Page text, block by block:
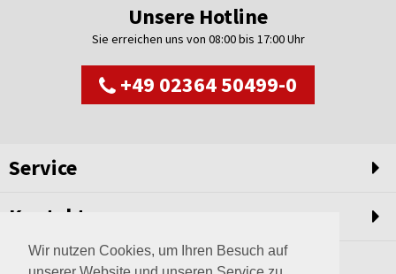
Wir nutzen Cookies, um Ihren Besuch auf
Unsere Hotline
Sie erreichen uns von 08:00 bis 17:00 Uhr
+49 02364 50499-0
Service
Kontakt